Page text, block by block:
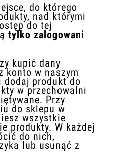
do którego
nad którymi
do tej
tylko zalogowani
kupić dany
konto w naszym
produkt do
w przechowalni
Przy
do sklepu w
wszystkie
produkty. W każdej
do nich,
lub usunąć z